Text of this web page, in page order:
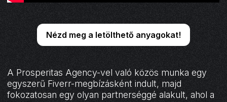
Nézd meg a letölthető anyagokat!
A Prosperitas Agency-vel való közös munka egy
egyszerű Fiverr-megbízásként indult, majd
fokozatosan egy olyan partnerséggé alakult, ahol a